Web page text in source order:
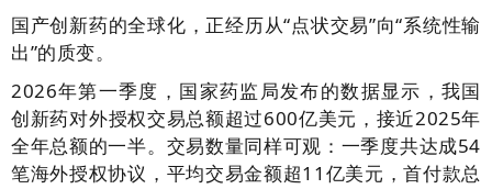
国产创新药的全球化，正经历从“点状交易”向“系统性输
出”的质变。
2026年第一季度，国家药监局发布的数据显示，我国
创新药对外授权交易总额超过600亿美元，接近2025年
全年总额的一半。交易数量同样可观：一季度共达成54
笔海外授权协议，平均交易金额超11亿美元，首付款总